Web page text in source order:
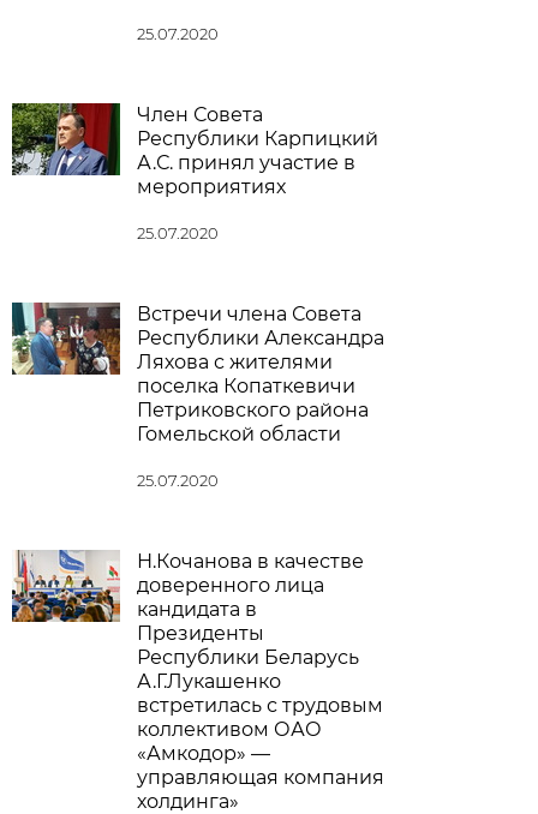
25.07.2020
Член Совета
Республики Карпицкий
А.С. принял участие в
мероприятиях
25.07.2020
Встречи члена Совета
Республики Александра
Ляхова с жителями
поселка Копаткевичи
Петриковского района
Гомельской области
25.07.2020
Н.Кочанова в качестве
доверенного лица
кандидата в
Президенты
Республики Беларусь
А.Г.Лукашенко
встретилась с трудовым
коллективом ОАО
«Амкодор» —
управляющая компания
холдинга»